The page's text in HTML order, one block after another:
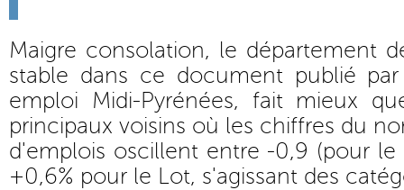
Maigre consolation, le département
stable dans ce document publié
emploi Midi-Pyrénées, fait mieux
principaux voisins où les chiffres du
d'emplois oscillent entre -0,9 (pour
+0,6% pour le Lot, s'agissant des